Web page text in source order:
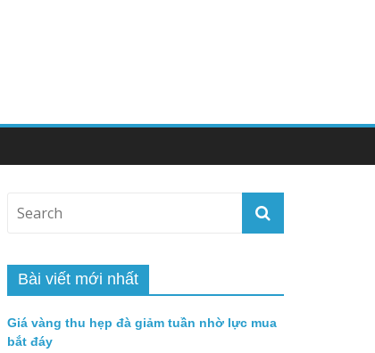
Bài viết mới nhất
Giá vàng thu hẹp đà giảm tuần nhờ lực mua
bắt đáy